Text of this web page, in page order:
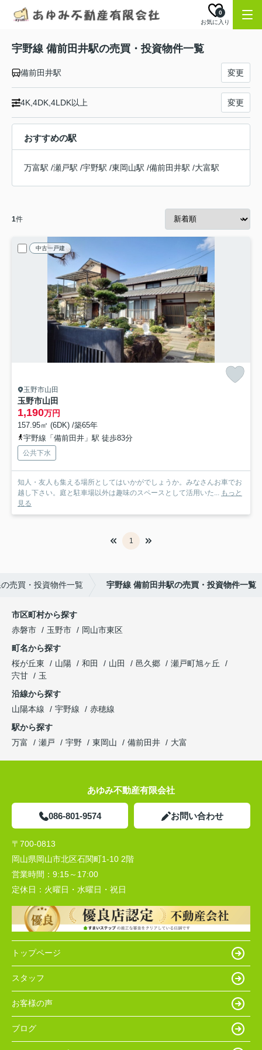
お気に入り
0
宇野線 備前田井駅の売買・投資物件一覧
備前田井駅 変更
4K,4DK,4LDK以上 変更
おすすめの駅
万富駅 /瀬戸駅 /宇野駅 /東岡山駅 /備前田井駅 /大富駅
1件
中古一戸建
玉野市山田
玉野市山田
1,190万円
157.95㎡ (6DK) /築65年
宇野線「備前田井」駅 徒歩83分
公共下水
知人・友人も集える場所としてはいかがでしょうか。みなさんお車でお
越し下さい。庭と駐車場以外は趣味のスペースとして活用いた... もっと
見る
1
売買・投資物件一覧 宇野線 備前田井駅の売買・投資物件一覧
市区町村から探す
赤磐市
玉野市
岡山市東区
町名から探す
桜が丘東
山陽 和田 山田 邑久郷
瀬戸町旭ヶ丘
宍甘
玉
沿線から探す
山陽本線
宇野線
赤穂線
駅から探す
万富
瀬戸 宇野 東岡山 備前田井 大富
あゆみ不動産有限会社
086-801-9574 お問い合わせ
〒700-0813
岡山県岡山市北区石関町1-10 2階
営業時間： 9:15～17:00
定休日： 火曜日・水曜日・祝日
トップページ
スタッフ
お客様の声
ブログ